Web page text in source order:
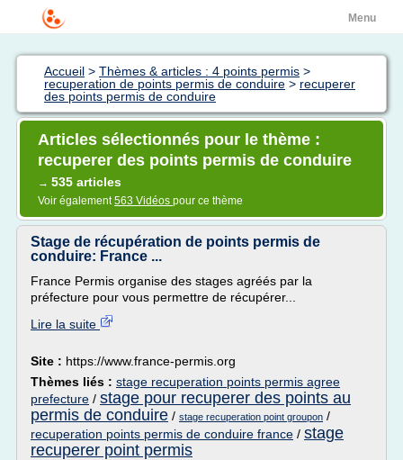
Menu
Accueil > Thèmes & articles : 4 points permis >
recuperation de points permis de conduire > recuperer
des points permis de conduire
Articles sélectionnés pour le thème :
recuperer des points permis de conduire
→ 535 articles
Voir également563 Vidéos pour ce thème
Stage de récupération de points permis de
conduire: France ...
France Permis organise des stages agréés par la
préfecture pour vous permettre de récupérer...
Lire la suite
Site : https://www.france-permis.org
Thèmes liés : stage recuperation points permis agree
prefecture / stage pour recuperer des points au
permis de conduire / stage recuperation point groupon /
recuperation points permis de conduire france / stage
recuperer point permis